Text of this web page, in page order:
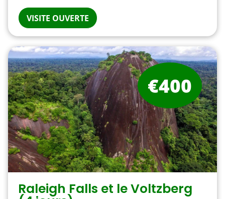
VISITE OUVERTE
Raleigh Falls et le Voltzberg
€400